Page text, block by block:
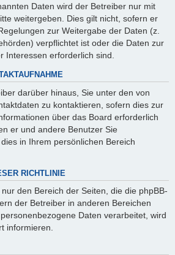
Daten wird der Betreiber nur mit
weitergeben. Dies gilt nicht, sofern er
zur Weitergabe der Daten (z.
verpflichtet ist oder die Daten zur
Interessen erforderlich sind.
darüber hinaus, Sie unter den von
zu kontaktieren, sofern dies zur
über das Board erforderlich
er und andere Benutzer Sie
in Ihrem persönlichen Bereich
RICHTLINIE
den Bereich der Seiten, die die phpBB-
der Betreiber in anderen Bereichen
Daten verarbeitet, wird
informieren.